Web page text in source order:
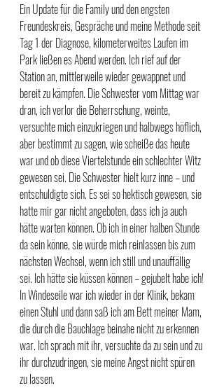
Ein Update für die Family und den engsten
Freundeskreis, Gespräche und meine Methode seit
Tag 1 der Diagnose, kilometerweites Laufen im
Park ließen es Abend werden. Ich rief auf der
Station an, mittlerweile wieder gewappnet und
bereit zu kämpfen. Die Schwester vom Mittag war
dran, ich verlor die Beherrschung, weinte,
versuchte mich einzukriegen und halbwegs höflich,
aber bestimmt zu sagen, wie scheiße das heute
war und ob diese Viertelstunde ein schlechter Witz
gewesen sei. Die Schwester hielt kurz inne – und
entschuldigte sich. Es sei so hektisch gewesen, sie
hatte mir gar nicht angeboten, dass ich ja auch
hätte warten können. Ob ich in einer halben Stunde
da sein könne, sie würde mich reinlassen bis zum
nächsten Wechsel, wenn ich still und unauffällig
sei. Ich hätte sie küssen können – gejubelt habe ich!
In Windeseile war ich wieder in der Klinik, bekam
einen Stuhl und dann saß ich am Bett meiner Mam,
die durch die Bauchlage beinahe nicht zu erkennen
war. Ich sprach mit ihr, versuchte da zu sein und zu
ihr durchzudringen, sie meine Angst nicht spüren
zu lassen.